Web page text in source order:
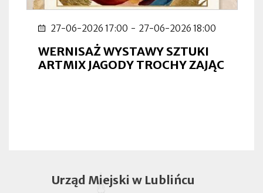
27-06-2026 17:00 - 27-06-2026 18:00
WERNISAŻ WYSTAWY SZTUKI
ARTMIX JAGODY TROCHY ZAJĄC
Urząd Miejski w Lublińcu